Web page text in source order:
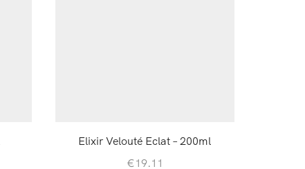
Elixir Velouté Eclat – 200ml
€ 19.11